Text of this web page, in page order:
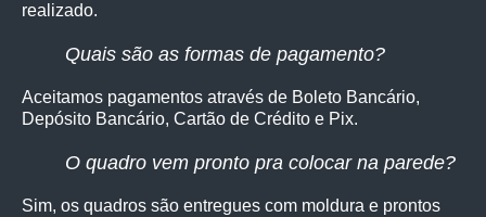
realizado.
Quais são as formas de pagamento?
Aceitamos pagamentos através de Boleto Bancário,
Depósito Bancário, Cartão de Crédito e Pix.
O quadro vem pronto pra colocar na parede?
Sim, os quadros são entregues com moldura e prontos